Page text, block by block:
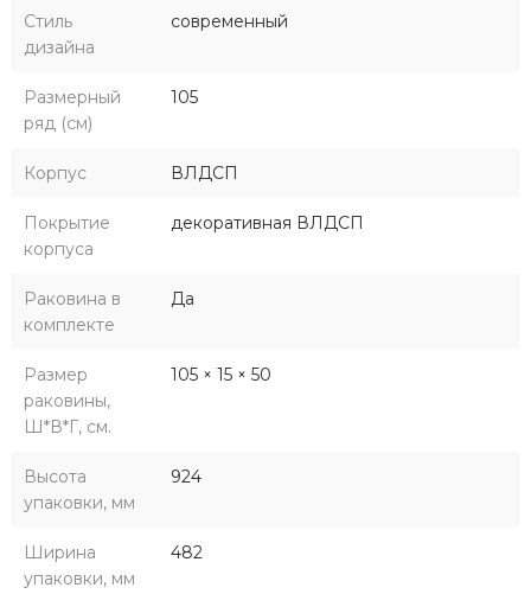
Стиль
дизайна
современный
Размерный
ряд (см)
105
Корпус ВЛДСП
Покрытие
корпуса
декоративная ВЛДСП
Раковина в
комплекте
Да
Размер
раковины,
Ш*В*Г, см.
105 × 15 × 50
Высота
упаковки, мм
924
Ширина
упаковки, мм
482